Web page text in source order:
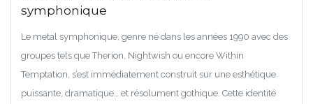
symphonique
Le metal symphonique, genre né dans les années 1990 avec des
groupes tels que Therion, Nightwish ou encore Within
Temptation, s’est immédiatement construit sur une esthétique
puissante, dramatique… et résolument gothique. Cette identité